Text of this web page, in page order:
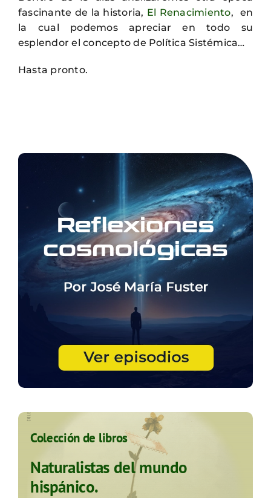
fascinante de la historia, El Renacimiento, en
la cual podemos apreciar en todo su
esplendor el concepto de Política Sistémica…
Hasta pronto.
Colección de libros
Naturalistas del mundo
hispánico.